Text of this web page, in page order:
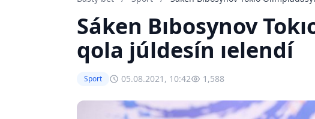
Sáken Bıbosynov
qola júldesín ıelendí
Sport 05.08.2021, 10:42 1,588